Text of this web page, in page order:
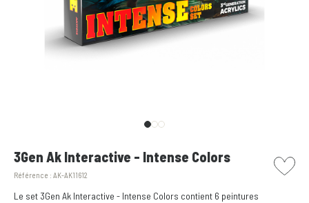
3Gen Ak Interactive - Intense Colors
Référence : AK-AK11612
picto
Le set 3Gen Ak Interactive - Intense Colors contient 6 peintures